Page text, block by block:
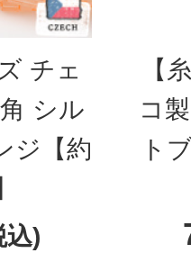
チェ
シル
ジ【約
込)
【
コ
ト